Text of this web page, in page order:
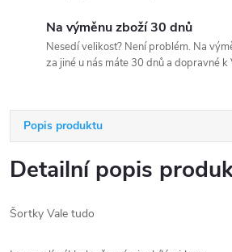
Na výměnu zboží 30 dnů
Nesedí velikost? Není problém. Na
za jiné u nás máte 30 dnů a dopravné k
Popis produktu
Detailní popis
Šortky Vale tudo